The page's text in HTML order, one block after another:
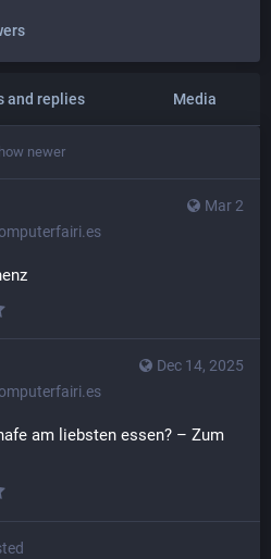
and replies Media
newer
Mar 2
Dec 14, 2025
am liebsten essen? – Zum